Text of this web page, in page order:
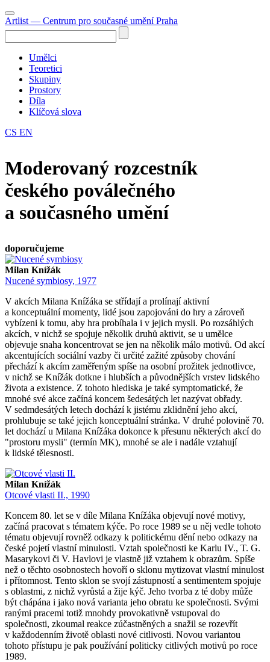
Artlist — Centrum pro současné umění Praha
Umělci
Teoretici
Skupiny
Prostory
Díla
Klíčová slova
CS EN
Moderovaný rozcestník
českého poválečného
a současného umění
doporučujeme
Milan Knížák
Nucené symbiosy, 1977
V akcích Milana Knížáka se střídají a prolínají aktivní
a konceptuální momenty, lidé jsou zapojováni do hry a zároveň
vybízeni k tomu, aby hra probíhala i v jejich mysli. Po rozsáhlých
akcích, v nichž se spojuje několik druhů aktivit, se u umělce
objevuje snaha koncentrovat se jen na několik málo motivů. Od akcí
akcentujících sociální vazby či určité zažité způsoby chování
přechází k akcím zaměřeným spíše na osobní prožitek jednotlivce,
v nichž se Knížák dotkne i hlubších a původnějších vrstev lidského
života a existence. Z tohoto hlediska je také symptomatické, že
mnohé své akce začíná koncem šedesátých let nazývat obřady.
V sedmdesátých letech dochází k jistému zklidnění jeho akcí,
prohlubuje se také jejich konceptuální stránka. V druhé polovině 70.
let dochází u Milana Knížáka dokonce k přesunu některých akcí do
"prostoru mysli" (termín MK), mnohé se ale i nadále vztahují
k lidské tělesnosti.
Milan Knížák
Otcové vlasti II., 1990
Koncem 80. let se v díle Milana Knížáka objevují nové motivy,
začíná pracovat s tématem kýče. Po roce 1989 se u něj vedle tohoto
tématu objevují rovněž odkazy k politickému dění nebo odkazy na
české pojetí vlastní minulosti. Vztah společnosti ke Karlu IV., T. G.
Masarykovi či V. Havlovi je vlastně již vztahem k obrazům. Spíše
než o těchto osobnostech hovoří o sklonu mytizovat vlastní minulost
i přítomnost. Tento sklon se svojí zástupností a sentimentem spojuje
s oblastmi, z nichž vyrůstá a žije kýč. Jeho tvorba z té doby může
být chápána i jako nová varianta jeho obratu ke společnosti. Svými
ranými pracemi totiž mnohdy provokativně vstupoval do
společnosti, zkoumal reakce zúčastněných a snažil se rozevřít
v každodenním životě oblasti nové citlivosti. Novou variantou
tohoto přístupu je pak používání politicky citlivých motivů po roce
1989.